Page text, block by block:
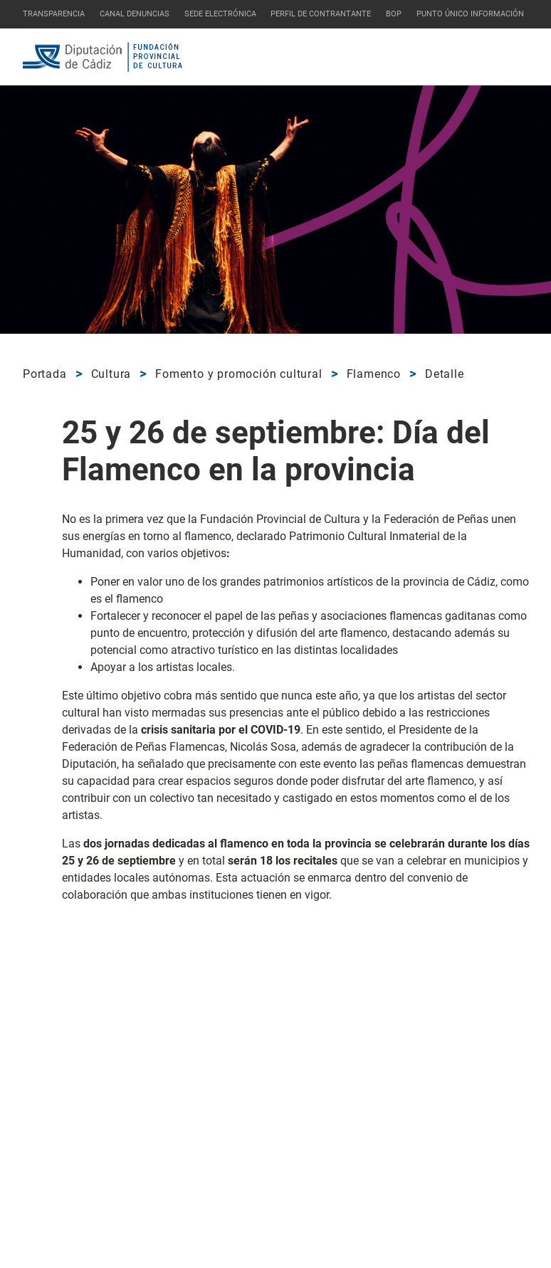
TRANSPARENCIA CANAL DENUNCIAS SEDE ELECTRÓNICA PERFIL DE CONTRANTANTE BOP PUNTO ÚNICO INFORMACIÓN
Portada Cultura Fomento y promoción cultural Flamenco Detalle
25 y 26 de septiembre: Día del
Flamenco en la provincia
No es la primera vez que la Fundación Provincial de Cultura y la Federación de Peñas unen
sus energías en torno al flamenco, declarado Patrimonio Cultural Inmaterial de la
Humanidad, con varios objetivos:
Poner en valor uno de los grandes patrimonios artísticos de la provincia de Cádiz, como
es el flamenco
Fortalecer y reconocer el papel de las peñas y asociaciones flamencas gaditanas como
punto de encuentro, protección y difusión del arte flamenco, destacando además su
potencial como atractivo turístico en las distintas localidades
Apoyar a los artistas locales.
Este último objetivo cobra más sentido que nunca este año, ya que los artistas del sector
cultural han visto mermadas sus presencias ante el público debido a las restricciones
derivadas de la crisis sanitaria por el COVID-19. En este sentido, el Presidente de la
Federación de Peñas Flamencas, Nicolás Sosa, además de agradecer la contribución de la
Diputación, ha señalado que precisamente con este evento las peñas flamencas demuestran
su capacidad para crear espacios seguros donde poder disfrutar del arte flamenco, y así
contribuir con un colectivo tan necesitado y castigado en estos momentos como el de los
artistas.
Las dos jornadas dedicadas al flamenco en toda la provincia se celebrarán durante los días
25 y 26 de septiembre y en total serán 18 los recitales que se van a celebrar en municipios y
entidades locales autónomas. Esta actuación se enmarca dentro del convenio de
colaboración que ambas instituciones tienen en vigor.